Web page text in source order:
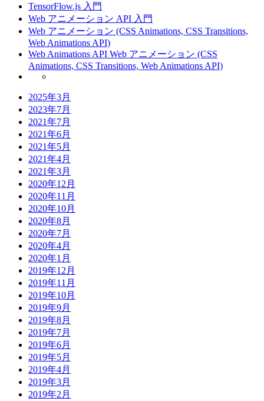
TensorFlow.js 入門
Web アニメーション API 入門
Web アニメーション (CSS Animations, CSS Transitions,
Web Animations API)
Web Animations API Web アニメーション (CSS
Animations, CSS Transitions, Web Animations API)
2025年3月
2023年7月
2021年7月
2021年6月
2021年5月
2021年4月
2021年3月
2020年12月
2020年11月
2020年10月
2020年8月
2020年7月
2020年4月
2020年1月
2019年12月
2019年11月
2019年10月
2019年9月
2019年8月
2019年7月
2019年6月
2019年5月
2019年4月
2019年3月
2019年2月